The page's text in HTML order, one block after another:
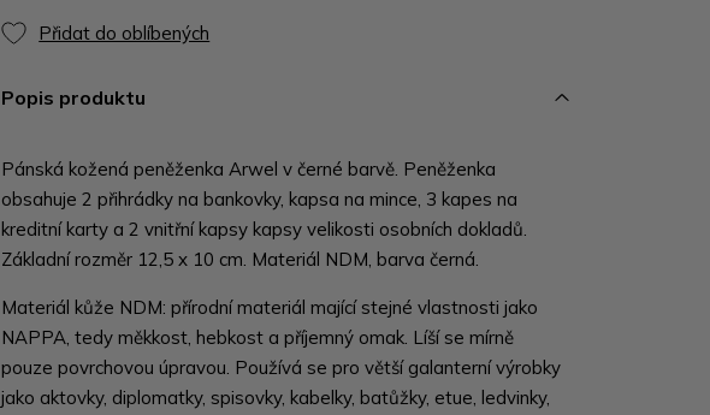
Přidat do oblíbených
Popis produktu
Pánská kožená peněženka Arwel v černé barvě. Peněženka
obsahuje 2 přihrádky na bankovky, kapsa na mince, 3 kapes na
kreditní karty a 2 vnitřní kapsy kapsy velikosti osobních dokladů.
Základní rozměr 12,5 x 10 cm. Materiál NDM, barva černá.
Materiál kůže NDM: přírodní materiál mající stejné vlastnosti jako
NAPPA, tedy měkkost, hebkost a příjemný omak. Líší se mírně
pouze povrchovou úpravou. Používá se pro větší galanterní výrobky
jako aktovky, diplomatky, spisovky, kabelky, batůžky, etue, ledvinky,